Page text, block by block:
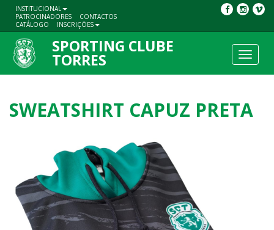
INSTITUCIONAL
PATROCINADORES
CONTACTOS
CATÁLOGO
INSCRIÇÕES
Toggle
SPORTING CLUBE
TORRES
SWEATSHIRT CAPUZ PRETA